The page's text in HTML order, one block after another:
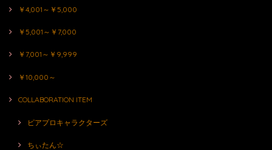
￥4,001～￥5,000
￥5,001～￥7,000
￥7,001～￥9,999
￥10,000～
COLLABORATION ITEM
ピアプロキャラクターズ
ちぃたん☆